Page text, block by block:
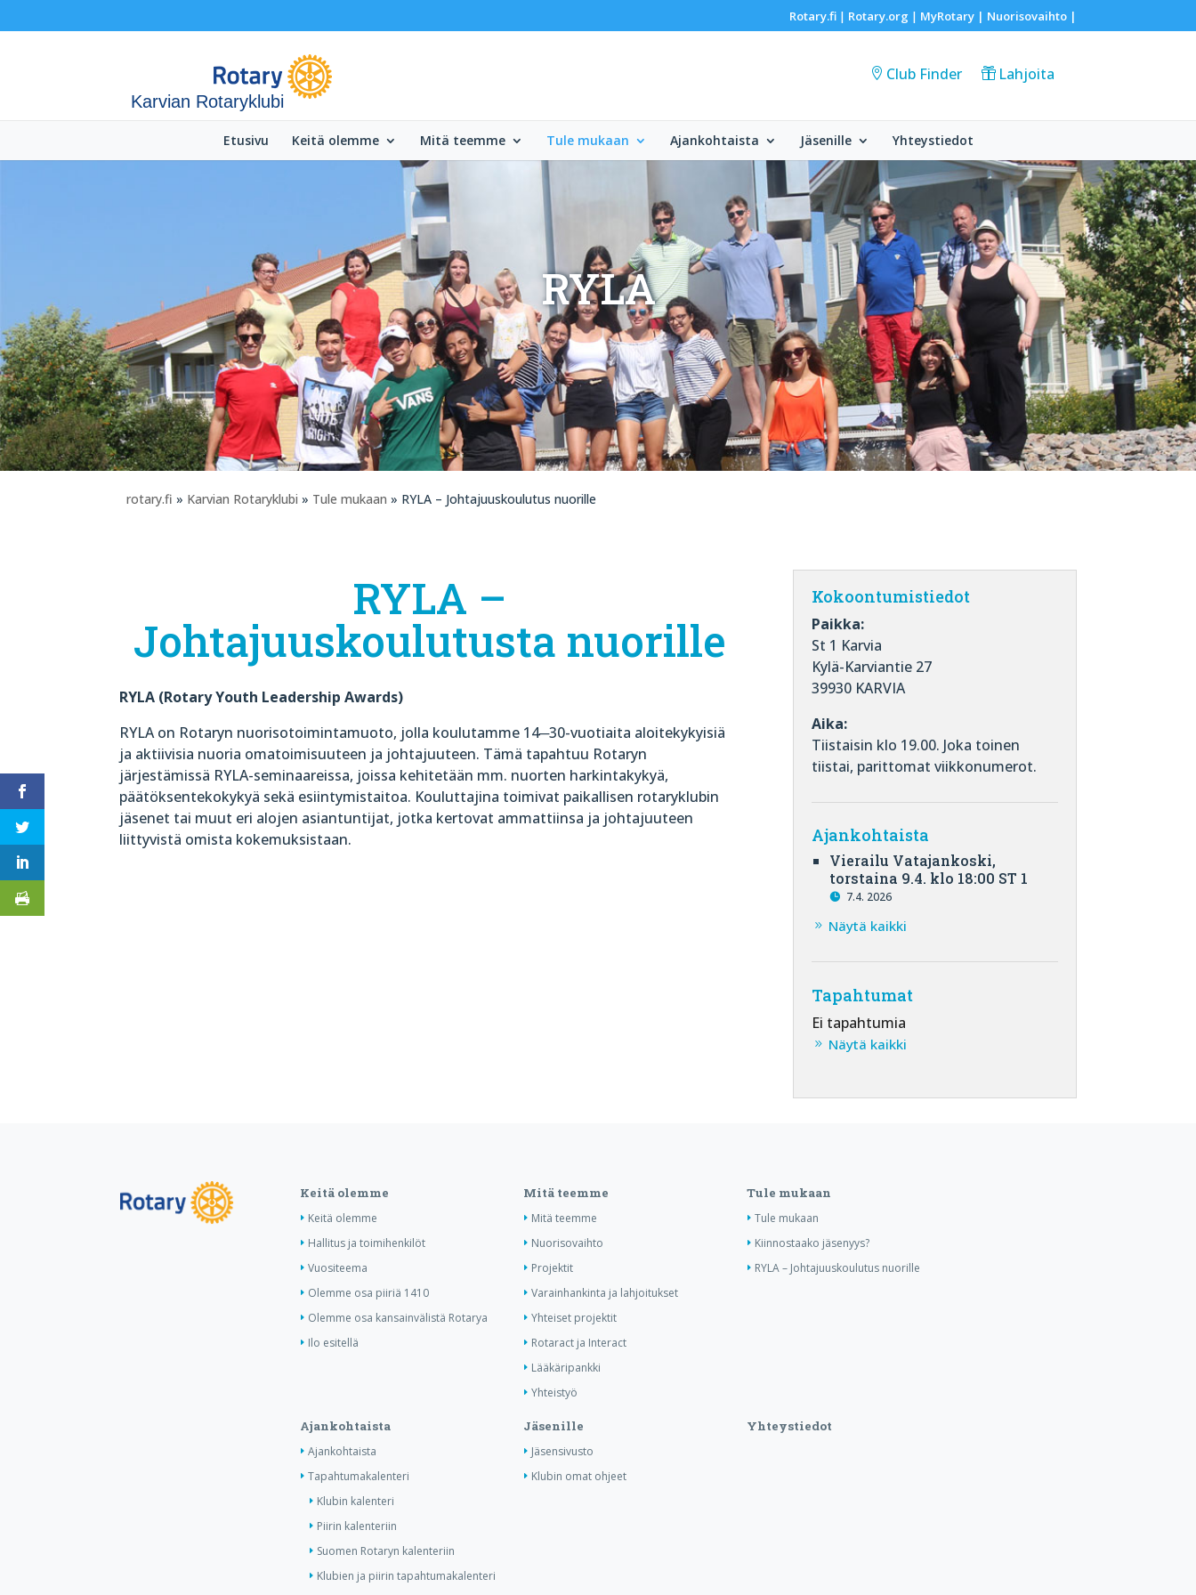
Rotary.fi| Rotary.org | MyRotary | Nuorisovaihto|
Karvian Rotaryklubi
Club Finder Lahjoita
Etusivu Keitä olemme Mitä teemme Tule mukaan Ajankohtaista Jäsenille Yhteystiedot
RYLA
rotary.fi » Karvian Rotaryklubi » Tule mukaan » RYLA – Johtajuuskoulutus nuorille
RYLA –
Johtajuuskoulutusta nuorille
RYLA (Rotary Youth Leadership Awards)
RYLA on Rotaryn nuorisotoimintamuoto, jolla koulutamme 14─30-vuotiaita aloitekykyisiä
ja aktiivisia nuoria omatoimisuuteen ja johtajuuteen. Tämä tapahtuu Rotaryn
järjestämissä RYLA-seminaareissa, joissa kehitetään mm. nuorten harkintakykyä,
päätöksentekokykyä sekä esiintymistaitoa. Kouluttajina toimivat paikallisen rotaryklubin
jäsenet tai muut eri alojen asiantuntijat, jotka kertovat ammattiinsa ja johtajuuteen
liittyvistä omista kokemuksistaan.
Kokoontumistiedot
Paikka:
St 1 Karvia
Kylä-Karviantie 27
39930 KARVIA
Aika:
Tiistaisin klo 19.00. Joka toinen
tiistai, parittomat viikkonumerot.
Ajankohtaista
Vierailu Vatajankoski,
torstaina 9.4. klo 18:00 ST 1
7.4. 2026
Näytä kaikki
Tapahtumat
Ei tapahtumia
Näytä kaikki
Keitä olemme
Keitä olemme
Hallitus ja toimihenkilöt
Vuositeema
Olemme osa piiriä 1410
Olemme osa kansainvälistä Rotarya
Ilo esitellä
Mitä teemme
Mitä teemme
Nuorisovaihto
Projektit
Varainhankinta ja lahjoitukset
Yhteiset projektit
Rotaract ja Interact
Lääkäripankki
Yhteistyö
Tule mukaan
Tule mukaan
Kiinnostaako jäsenyys?
RYLA – Johtajuuskoulutus nuorille
Ajankohtaista
Ajankohtaista
Tapahtumakalenteri
Klubin kalenteri
Piirin kalenteriin
Suomen Rotaryn kalenteriin
Klubien ja piirin tapahtumakalenteri
Jäsenille
Jäsensivusto
Klubin omat ohjeet
Yhteystiedot